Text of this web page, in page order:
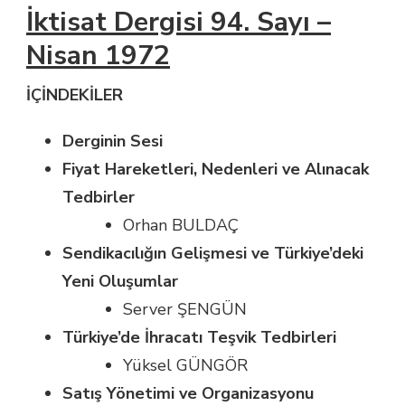
İktisat Dergisi 94. Sayı –
Nisan 1972
İÇİNDEKİLER
Derginin Sesi
Fiyat Hareketleri, Nedenleri ve Alınacak
Tedbirler
Orhan BULDAÇ
Sendikacılığın Gelişmesi ve Türkiye’deki
Yeni Oluşumlar
Server ŞENGÜN
Türkiye’de İhracatı Teşvik Tedbirleri
Yüksel GÜNGÖR
Satış Yönetimi ve Organizasyonu